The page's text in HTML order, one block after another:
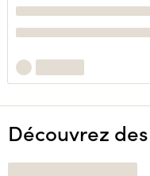
Découvrez